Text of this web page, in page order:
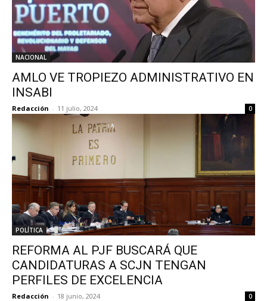
NACIONAL
AMLO VE TROPIEZO ADMINISTRATIVO EN
INSABI
Redacción - 11 julio, 2024 0
POLÍTICA
REFORMA AL PJF BUSCARÁ QUE
CANDIDATURAS A SCJN TENGAN
PERFILES DE EXCELENCIA
Redacción - 18 junio, 2024 0